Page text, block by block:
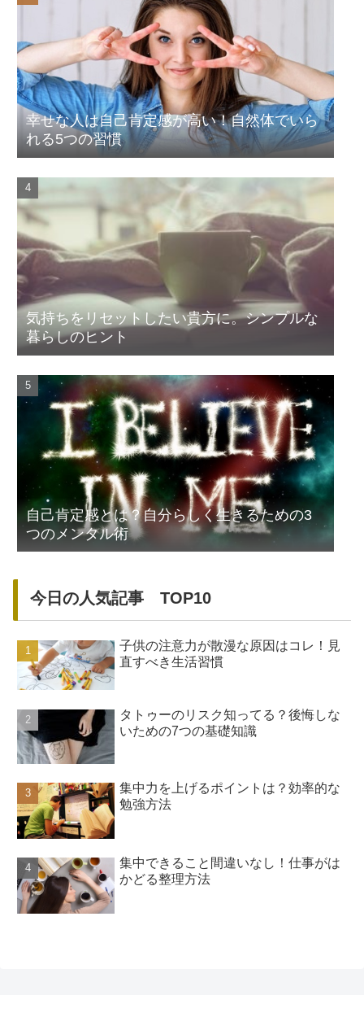
幸せな人は自己肯定感が高い！自然体でいら
れる5つの習慣
気持ちをリセットしたい貴方に。シンプルな
暮らしのヒント
自己肯定感とは？自分らしく生きるための3
つのメンタル術
今日の人気記事 TOP10
子供の注意力が散漫な原因はコレ！見
直すべき生活習慣
タトゥーのリスク知ってる？後悔しな
いための7つの基礎知識
集中力を上げるポイントは？効率的な
勉強方法
集中できること間違いなし！仕事がは
かどる整理方法